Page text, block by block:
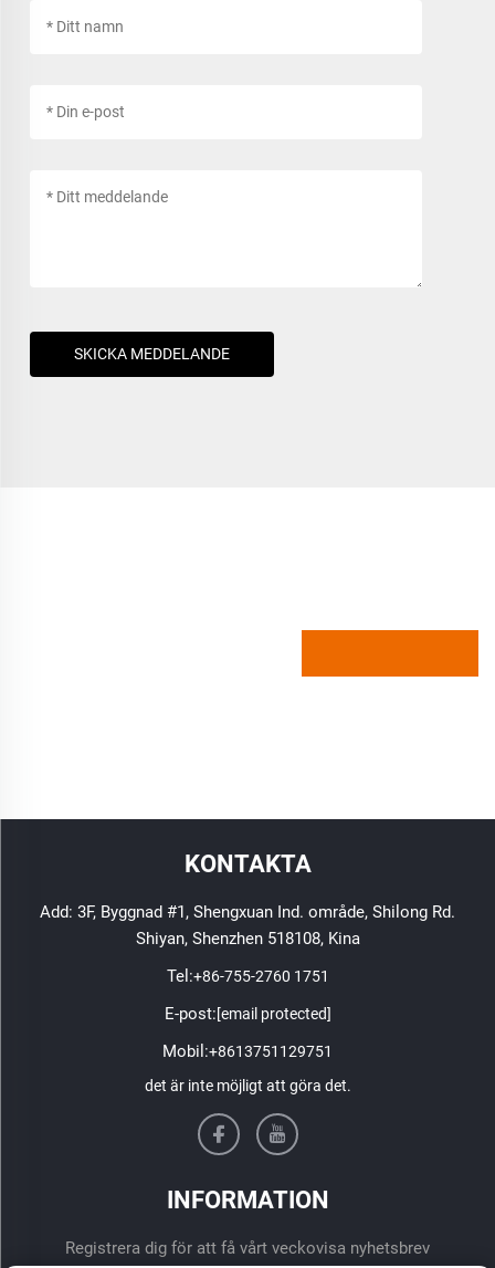
SKICKA MEDDELANDE
KONTAKTA
Add: 3F, Byggnad #1, Shengxuan Ind. område, Shilong Rd.
Shiyan, Shenzhen 518108, Kina
Tel:+86-755-2760 1751
E-post:[email protected]
Mobil:+8613751129751
det är inte möjligt att göra det.
INFORMATION
Registrera dig för att få vårt veckovisa nyhetsbrev